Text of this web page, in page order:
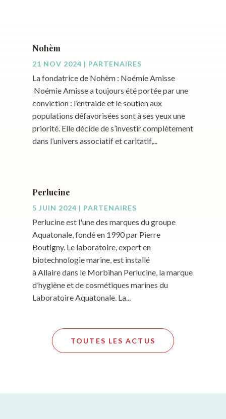
Nohèm
21 NOV 2024 | PARTENAIRES
La fondatrice de Nohèm : Noémie Amisse
Noémie Amisse a toujours été portée par une
conviction : l’entraide et le soutien aux
populations défavorisées sont à ses yeux une
priorité. Elle décide de s’investir complètement
dans l’univers associatif et caritatif,...
Perlucine
5 JUIN 2024 | PARTENAIRES
Perlucine est l'une des marques du groupe
Aquatonale, fondé en 1990 par Pierre
Boutigny. Le laboratoire, expert en
biotechnologie marine, est installé
à Allaire dans le Morbihan Perlucine, la marque
d’hygiène et de cosmétiques marines du
Laboratoire Aquatonale. La...
TOUTES LES ACTUS